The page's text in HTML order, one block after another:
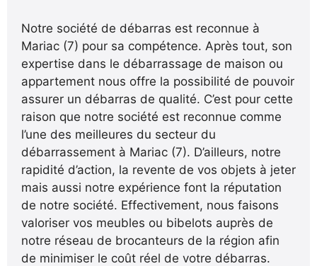
Notre société de débarras est reconnue à
Mariac (7) pour sa compétence. Après tout, son
expertise dans le débarrassage de maison ou
appartement nous offre la possibilité de pouvoir
assurer un débarras de qualité. C’est pour cette
raison que notre société est reconnue comme
l’une des meilleures du secteur du
débarrassement à Mariac (7). D’ailleurs, notre
rapidité d’action, la revente de vos objets à jeter
mais aussi notre expérience font la réputation
de notre société. Effectivement, nous faisons
valoriser vos meubles ou bibelots auprès de
notre réseau de brocanteurs de la région afin
de minimiser le coût réel de votre débarras.